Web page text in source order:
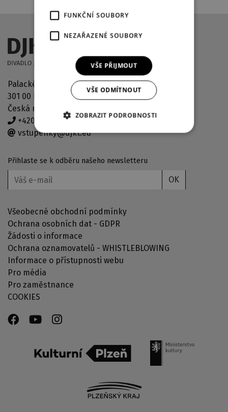
Palackého náměstí 2971/30
301 00 Plzeň
Česká republika
+420 378 038 190
vstupenky@djkt.eu
Přihlaste se k odběru našeho newsletteru
OK
Všeobecné obchodní podmínky
Ochrana osobních dat - GDPR
Žádosti o informace
Ochrana oznamovatelů - WHISTLEBLOWING
Informace o přístupnosti webu
Pro média
Pro zaměstnance
COOKIES
FUNKČNÍ SOUBORY
NEZAŘAZENÉ SOUBORY
VŠE PŘIJMOUT
VŠE ODMÍTNOUT
ZOBRAZIT PODROBNOSTI